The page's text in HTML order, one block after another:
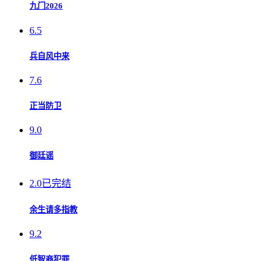
九门2026
6.5
兵自风中来
7.6
正当防卫
9.0
御廷谣
2.0已完结
余生请多指教
9.2